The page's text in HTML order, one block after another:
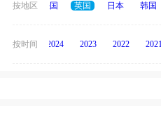
按地区
美国 法国 英国 日本 韩国
按时间
2025 2024 2023 2022